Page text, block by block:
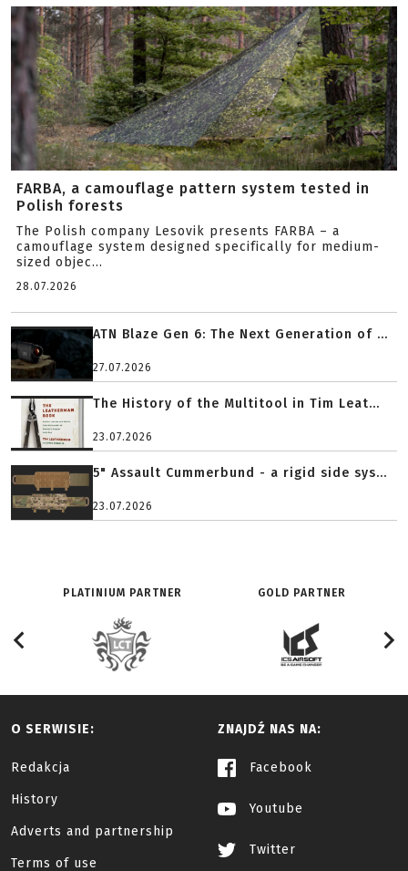
FARBA, a camouflage pattern system tested in
Polish forests
The Polish company Lesovik presents FARBA – a
camouflage system designed specifically for medium-
sized objec...
28.07.2026
ATN Blaze Gen 6: The Next Generation of ...
27.07.2026
The History of the Multitool in Tim Leat...
23.07.2026
5" Assault Cummerbund - a rigid side sys...
23.07.2026
PLATINIUM PARTNER GOLD PARTNER
O SERWISIE:
Redakcja
History
Adverts and partnership
Terms of use
ZNAJDŹ NAS NA:
Facebook
Youtube
Twitter